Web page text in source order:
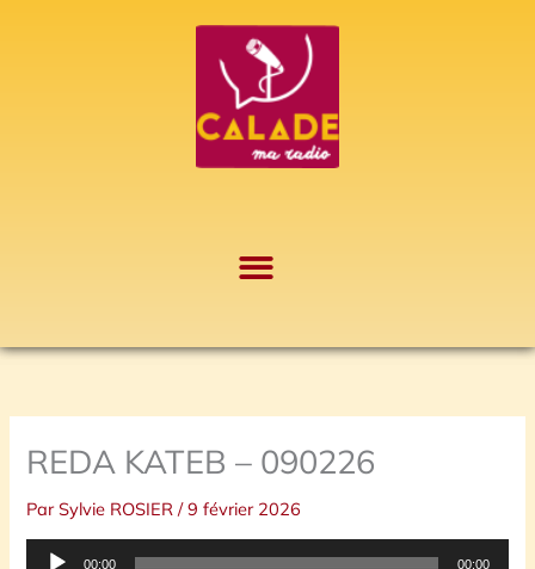
REDA KATEB – 090226
ParSylvie ROSIER/9 février 2026
Lecteur
00:00 00:00